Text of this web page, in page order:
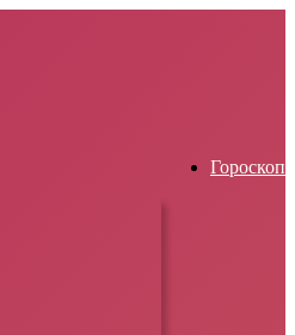
Гороскоп